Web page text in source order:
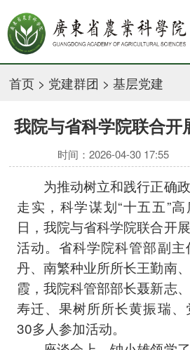
首页 > 党建群团 >基层党建
我院与省科学院联合开
时间：2026-04-30 17:55
为推动树立和践行正确政
走实，科学谋划“十五五”
日，我院与省科学院联合开
活动。省科学院科管部副
丹、南繁种业所所长王勤南
霞，我院科管部部长聂新志
寿迁、果树所所长黄振瑞
30多人参加活动。